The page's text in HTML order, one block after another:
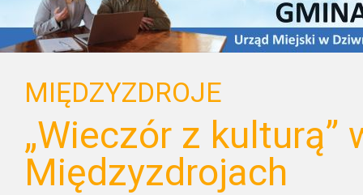
MIĘDZYZDROJE
„Wieczór z kulturą”
Międzyzdrojach